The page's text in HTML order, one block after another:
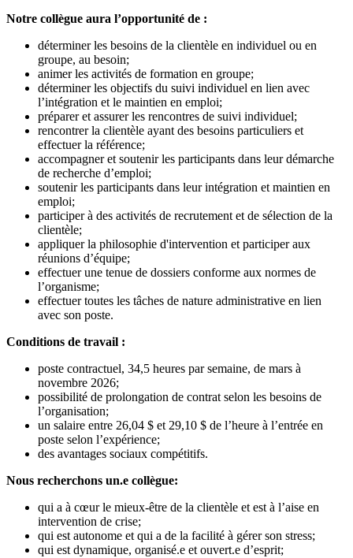
Notre collègue aura l’opportunité de :
déterminer les besoins de la clientèle en individuel ou en
groupe, au besoin;
animer les activités de formation en groupe;
déterminer les objectifs du suivi individuel en lien avec
l’intégration et le maintien en emploi;
préparer et assurer les rencontres de suivi individuel;
rencontrer la clientèle ayant des besoins particuliers et
effectuer la référence;
accompagner et soutenir les participants dans leur démarche
de recherche d’emploi;
soutenir les participants dans leur intégration et maintien en
emploi;
participer à des activités de recrutement et de sélection de la
clientèle;
appliquer la philosophie d'intervention et participer aux
réunions d’équipe;
effectuer une tenue de dossiers conforme aux normes de
l’organisme;
effectuer toutes les tâches de nature administrative en lien
avec son poste.
Conditions de travail :
poste contractuel, 34,5 heures par semaine, de mars à
novembre 2026;
possibilité de prolongation de contrat selon les besoins de
l’organisation;
un salaire entre 26,04 $ et 29,10 $ de l’heure à l’entrée en
poste selon l’expérience;
des avantages sociaux compétitifs.
Nous recherchons un.e collègue:
qui a à cœur le mieux-être de la clientèle et est à l’aise en
intervention de crise;
qui est autonome et qui a de la facilité à gérer son stress;
qui est dynamique, organisé.e et ouvert.e d’esprit;